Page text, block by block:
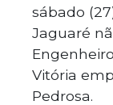
sábado
Jaguaré
Vitória
Pedrosa.